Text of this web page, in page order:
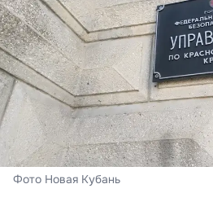
Фото Новая Кубань